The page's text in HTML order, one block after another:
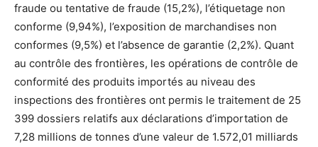
fraude ou tentative de fraude (15,2%), l’étiquetage non
conforme (9,94%), l’exposition de marchandises non
conformes (9,5%) et l’absence de garantie (2,2%). Quant
au contrôle des frontières, les opérations de contrôle de
conformité des produits importés au niveau des
inspections des frontières ont permis le traitement de 25
399 dossiers relatifs aux déclarations d’importation de
7,28 millions de tonnes d’une valeur de 1.572,01 milliards